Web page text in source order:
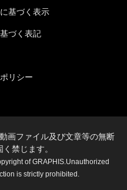
基づく表示
づく表記
リシー
画ファイル及び文章等の無断
禁じます。
of GRAPHIS.Unauthorized
is strictly prohibited.